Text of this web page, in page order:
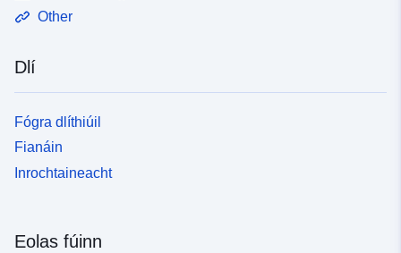
Other
Dlí
Fógra dlíthiúil
Fianáin
Inrochtaineacht
Eolas fúinn